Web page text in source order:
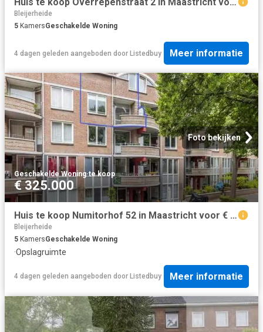
Bleijerheide
5 KamersGeschakelde Woning
4 dagen geleden aangeboden door Listedbuy Meer informatie
Foto bekijken
Geschakelde Woning·te koop
€ 325.000
Huis te koop Numitorhof 52 in Maastricht voor € 325.000
Bleijerheide
5 KamersGeschakelde Woning
·Opslagruimte
4 dagen geleden aangeboden door Listedbuy Meer informatie